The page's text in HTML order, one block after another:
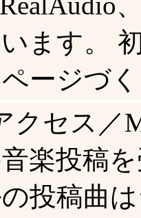
ます。
ージづ
クセス
楽投稿
投稿曲